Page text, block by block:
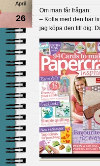
April
26
Om man får frågan:
– Kolla med den här
jag köpa den till dig.